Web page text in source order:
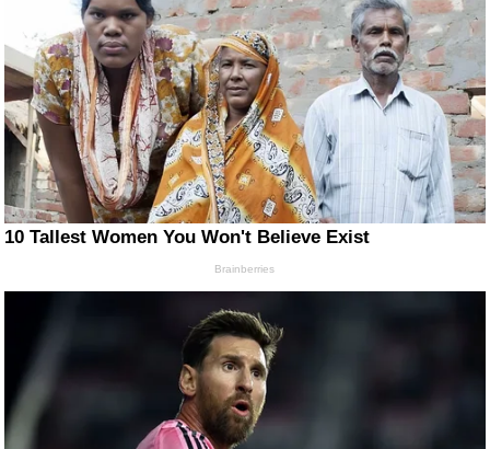
10 Tallest Women You Won't Believe Exist
Brainberries